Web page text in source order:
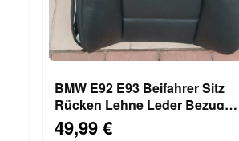
BMW E92 E93 Beifahrer Sitz
Rücken Lehne Leder Bezug
Dakota schwarz 9116908
49,99 €